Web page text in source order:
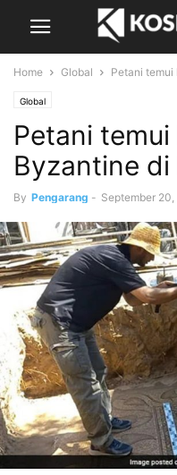
Home Global Petani
Global
Petani
Byzantine di
By Pengarang - September